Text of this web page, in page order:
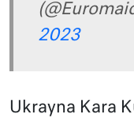
2023
Ukrayna Kara